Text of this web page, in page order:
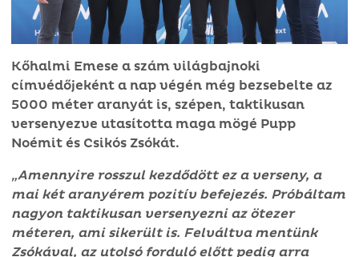
Kőhalmi Emese a szám világbajnoki
címvédőjeként a nap végén még bezsebelte az
5000 méter aranyát is, szépen, taktikusan
versenyezve utasította maga mögé Pupp
Noémit és Csikós Zsókát.
„Amennyire rosszul kezdődött ez a verseny, a
mai két aranyérem pozitív befejezés. Próbáltam
nagyon taktikusan versenyezni az ötezer
méteren, ami sikerült is. Felváltva mentünk
Zsókával, az utolsó forduló előtt pedig arra